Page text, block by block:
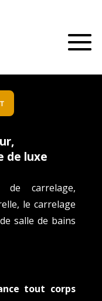
de luxe
de carrelage,
le carrelage
salle de bains
tout corps